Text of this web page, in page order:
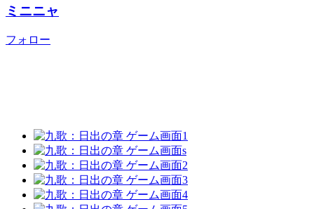
ミニニャ
フォロー